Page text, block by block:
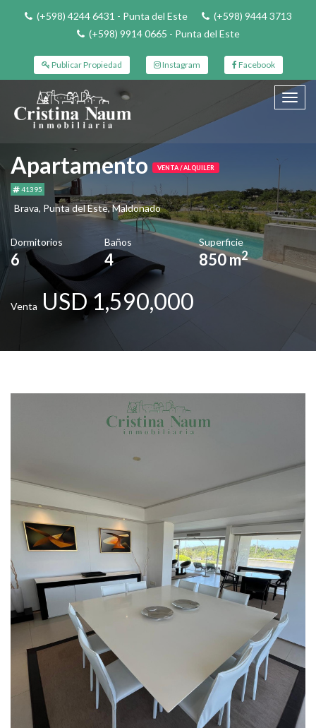
(+598) 4244 6431 - Punta del Este
(+598) 9444 3713
(+598) 9914 0665 - Punta del Este
Publicar Propiedad Instagram Facebook
Apartamento VENTA / ALQUILER
41395
Brava, Punta del Este, Maldonado
Dormitorios
6
Baños
4
Superficie
850 m2
Venta USD 1,590,000